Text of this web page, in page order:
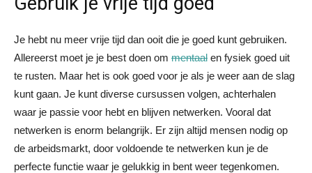
Je hebt nu meer vrije tijd dan ooit die je goed kunt gebruiken.
Allereerst moet je je best doen om mentaal en fysiek goed uit
te rusten. Maar het is ook goed voor je als je weer aan de slag
kunt gaan. Je kunt diverse cursussen volgen, achterhalen
waar je passie voor hebt en blijven netwerken. Vooral dat
netwerken is enorm belangrijk. Er zijn altijd mensen nodig op
de arbeidsmarkt, door voldoende te netwerken kun je de
perfecte functie waar je gelukkig in bent weer tegenkomen.